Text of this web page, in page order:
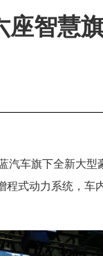
智慧
汽车旗下全新大
式动力系统，车